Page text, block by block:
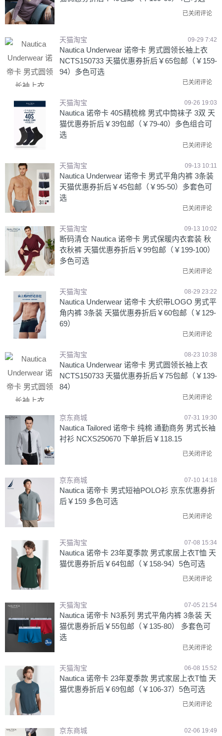
已关闭评论
天猫淘宝 09-29 7:42
Nautica Underwear 诺帝卡 男式圆领长袖上衣
NCTS150733 天猫优惠券折后￥65包邮（￥159-
94）多色可选
已关闭评论
天猫淘宝 09-26 19:03
Nautica 诺帝卡 40S精梳棉 男式中筒袜子 3双 天
猫优惠券折后￥39包邮（￥79-40）多色组合可
选
已关闭评论
天猫淘宝 09-13 10:11
Nautica Underwear 诺帝卡 男式平角内裤 3条装
天猫优惠券折后￥45包邮（￥95-50）多套色可
选
已关闭评论
天猫淘宝 09-13 10:02
断码清仓 Nautica 诺帝卡 男式保暖内衣套装 秋
衣秋裤 天猫优惠券折后￥99包邮（￥199-100）
多色可选
已关闭评论
天猫淘宝 08-29 23:22
Nautica Underwear 诺帝卡 大织带LOGO 男式平
角内裤 3条装 天猫优惠券折后￥60包邮（￥129-
69）
已关闭评论
天猫淘宝 08-23 10:38
Nautica Underwear 诺帝卡 男式圆领长袖上衣
NCTS150733 天猫优惠券折后￥75包邮（￥139-
84）
已关闭评论
京东商城 07-31 19:30
Nautica Tailored 诺帝卡 纯棉 通勤商务 男式长袖
衬衫 NCXS250670 下单折后￥118.15
已关闭评论
京东商城 07-10 14:18
Nautica 诺帝卡 男式短袖POLO衫 京东优惠券折
后￥159 多色可选
已关闭评论
天猫淘宝 07-08 15:34
Nautica 诺帝卡 23年夏季款 男式家居上衣T恤 天
猫优惠券折后￥64包邮（￥158-94）5色可选
已关闭评论
天猫淘宝 07-05 21:54
Nautica 诺帝卡 N3系列 男式平角内裤 3条装 天
猫优惠券折后￥55包邮（￥135-80） 多套色可
选
已关闭评论
天猫淘宝 06-08 15:52
Nautica 诺帝卡 23年夏季款 男式家居上衣T恤 天
猫优惠券折后￥69包邮（￥106-37）5色可选
已关闭评论
京东商城 02-06 19:49